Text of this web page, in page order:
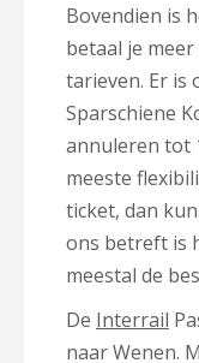
Bovendien is
betaal je
tarieven. Er is
Sparschiene
annuleren tot
meeste
ticket, dan
ons betreft is
meestal de
De Interrail
naar Wenen.